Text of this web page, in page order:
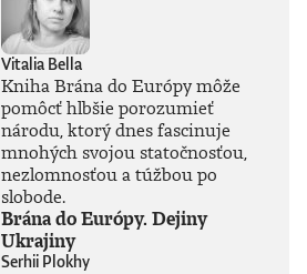
Vitalia Bella
Kniha Brána do Európy môže
pomôcť hlbšie porozumieť
národu, ktorý dnes fascinuje
mnohých svojou statočnosťou,
nezlomnosťou a túžbou po
slobode.
Brána do Európy. Dejiny
Ukrajiny
Serhii Plokhy